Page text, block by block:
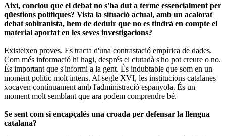
Així, conclou que el debat no s'ha dut a terme essencialment per
qüestions polítiques? Vista la situació actual, amb un acalorat
debat sobiranista, hem de deduir que no es tindrà en compte el
material aportat en les seves investigacions?
Existeixen proves. Es tracta d'una contrastació empírica de dades.
Com més informació hi hagi, després el ciutadà s'ho pot creure o no.
És important que s'informi a la gent. És indubtable que som en un
moment polític molt intens. Al segle XVI, les institucions catalanes
xocaven contínuament amb l'administració espanyola. És un
moment molt semblant que ara podem comprendre bé.
Se sent com si encapçalés una croada per defensar la llengua
catalana?